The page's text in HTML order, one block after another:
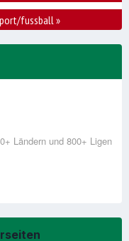
fussball»
Ländern und 800+ Ligen